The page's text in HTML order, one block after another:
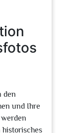
den
und Ihre
historisches